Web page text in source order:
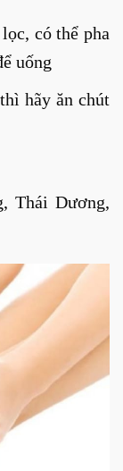
có thể pha
uống
hãy ăn chút
Thái Dương,